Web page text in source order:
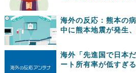
海外の反応：熊本の
中に熊本地震が発生
海外「先進国で日本
ート所有率が低すぎ